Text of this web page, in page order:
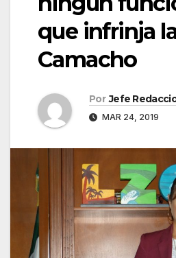
que infrinja
Camacho
Por Jefe
MAR 24, 2019